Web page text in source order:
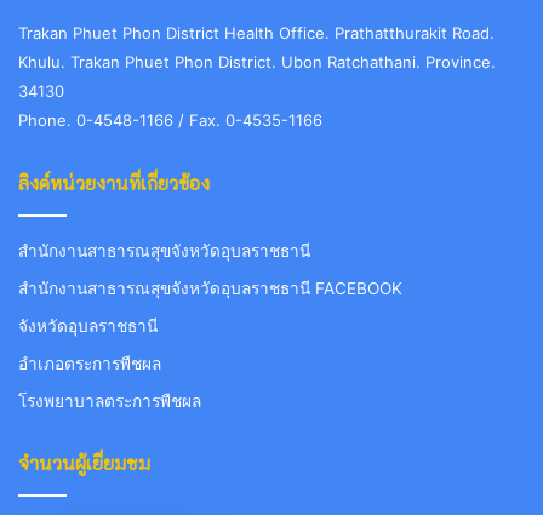
Trakan Phuet Phon District Health Office. Prathatthurakit Road.
Khulu. Trakan Phuet Phon District. Ubon Ratchathani. Province.
34130
Phone. 0-4548-1166 / Fax. 0-4535-1166
ลิงค์หน่วยงานที่เกี่ยวข้อง
สำนักงานสาธารณสุขจังหวัดอุบลราชธานี
สำนักงานสาธารณสุขจังหวัดอุบลราชธานี FACEBOOK
จังหวัดอุบลราชธานี
อำเภอตระการพืชผล
โรงพยาบาลตระการพืชผล
จำนวนผู้เยี่ยมชม